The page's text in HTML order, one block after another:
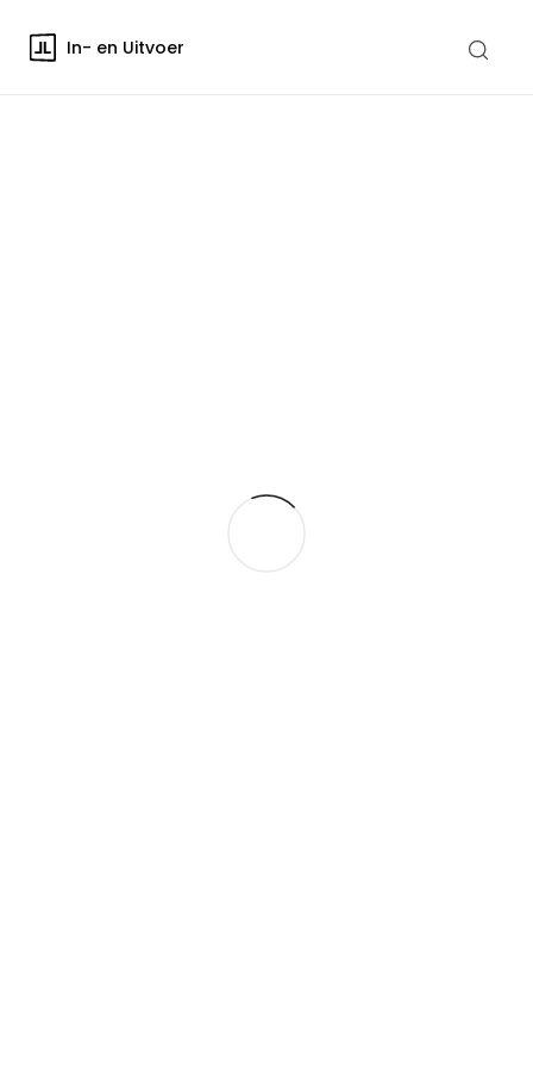
In- en Uitvoer